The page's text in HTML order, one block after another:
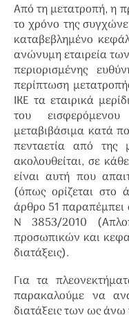
Από τη μετατροπή, η
το χρόνο της
καταβεβλημένο
ανώνυμη εταιρεία
περιορισμένης
περίπτωση
ΙΚΕ τα εταιρικά
του
μεταβιβάσιμα κατά
πενταετία από της
ακολουθείται, σε
είναι αυτή που
(όπως ορίζεται
άρθρο 51 παραπέμπει
Ν 3853/2010
προσωπικών και
διατάξεις).
Για τα
παρακαλούμε να